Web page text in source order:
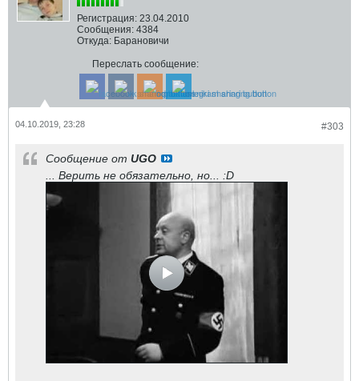
Регистрация: 23.04.2010
Сообщения: 4384
Откуда: Барановичи
Переслать сообщение:
#303
04.10.2019, 23:28
Сообщение от UGO
... Верить не обязательно, но... :D